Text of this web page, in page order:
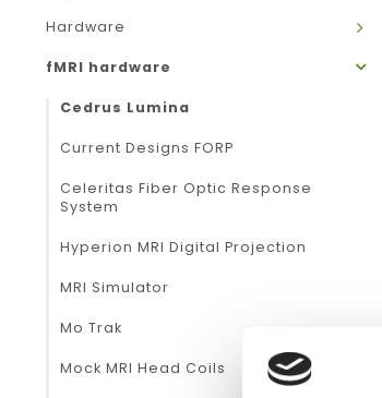
Hardware
fMRI hardware
Cedrus Lumina
Current Designs FORP
Celeritas Fiber Optic Response
System
Hyperion MRI Digital Projection
MRI Simulator
Mo Trak
Mock MRI Head Coils